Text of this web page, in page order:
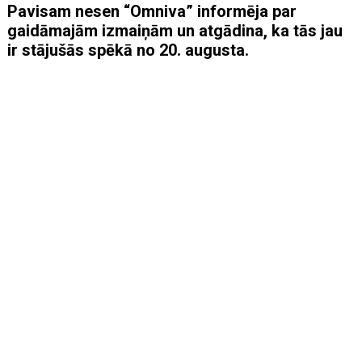
Pavisam nesen “Omniva” informēja par
gaidāmajām izmaiņām un atgādina, ka tās jau
ir stājušās spēkā no 20. augusta.